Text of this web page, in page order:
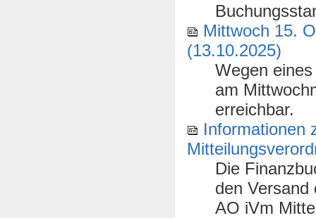
Mittwoch 15.
(13.10.2025)
Wegen
am
erreichbar.
Informationen
Die
den Versand
AO iVm